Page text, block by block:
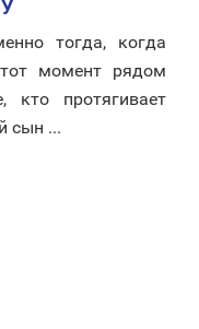
тогда, когда
момент рядом
кто протягивает
сын ...